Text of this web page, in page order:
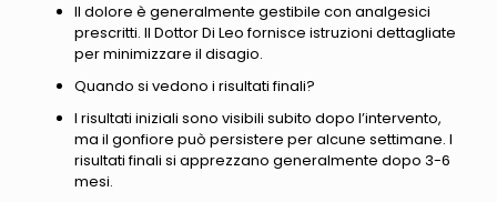
Il dolore è generalmente gestibile con analgesici
prescritti. Il Dottor Di Leo fornisce istruzioni dettagliate
per minimizzare il disagio.
Quando si vedono i risultati finali?
I risultati iniziali sono visibili subito dopo l’intervento,
ma il gonfiore può persistere per alcune settimane. I
risultati finali si apprezzano generalmente dopo 3-6
mesi.